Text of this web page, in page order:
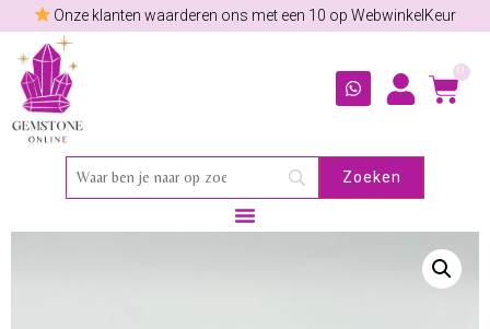
Onze klanten waarderen ons met een 10 op WebwinkelKeur
0